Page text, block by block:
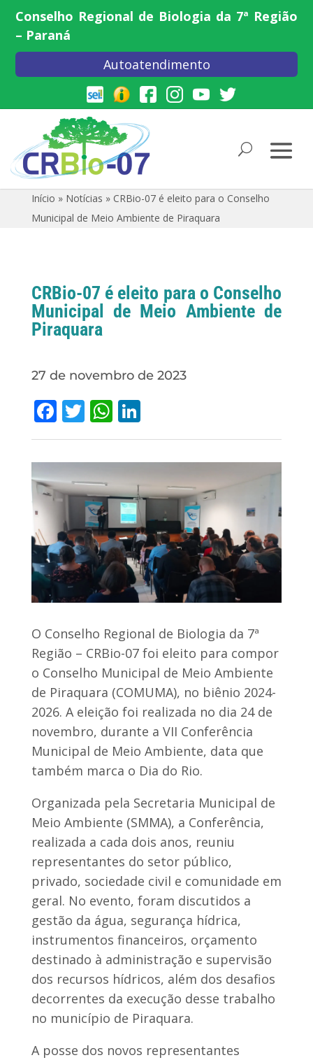
Conselho Regional de Biologia da 7ª Região
– Paraná
Autoatendimento
Início » Notícias » CRBio-07 é eleito para o Conselho
Municipal de Meio Ambiente de Piraquara
CRBio-07 é eleito para o Conselho
Municipal de Meio Ambiente de
Piraquara
27 de novembro de 2023
Facebook
Twitter
WhatsApp
LinkedIn
O Conselho Regional de Biologia da 7ª
Região – CRBio-07 foi eleito para compor
o Conselho Municipal de Meio Ambiente
de Piraquara (COMUMA), no biênio 2024-
2026. A eleição foi realizada no dia 24 de
novembro, durante a VII Conferência
Municipal de Meio Ambiente, data que
também marca o Dia do Rio.
Organizada pela Secretaria Municipal de
Meio Ambiente (SMMA), a Conferência,
realizada a cada dois anos, reuniu
representantes do setor público,
privado, sociedade civil e comunidade em
geral. No evento, foram discutidos a
gestão da água, segurança hídrica,
instrumentos financeiros, orçamento
destinado à administração e supervisão
dos recursos hídricos, além dos desafios
decorrentes da execução desse trabalho
no município de Piraquara.
A posse dos novos representantes